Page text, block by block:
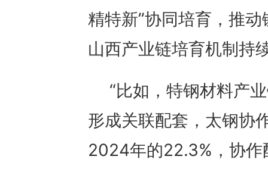
精特新”协同培育，推
山西产业链培育机制持
“比如，特钢材料产
形成关联配套，太钢协
2024年的22.3%，协作